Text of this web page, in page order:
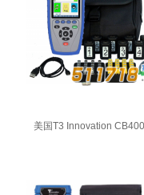
美国T3 Innovation